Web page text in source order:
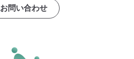
お問い合わせ